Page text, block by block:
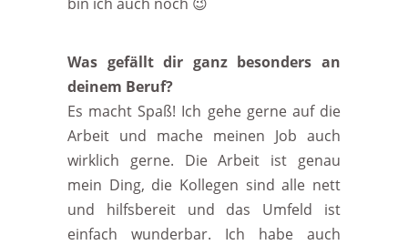
Was gefällt dir ganz besonders an
deinem Beruf?
Es macht Spaß! Ich gehe gerne auf die
Arbeit und mache meinen Job auch
wirklich gerne. Die Arbeit ist genau
mein Ding, die Kollegen sind alle nett
und hilfsbereit und das Umfeld ist
einfach wunderbar. Ich habe auch